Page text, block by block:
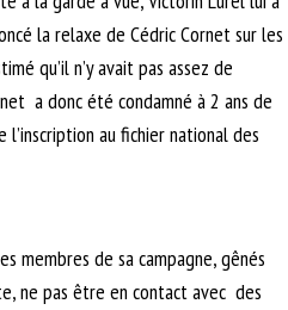
la relaxe de Cédric Cornet sur les
qu’il n’y avait pas assez de
a donc été condamné à 2 ans de
au fichier national des
membres de sa campagne, gênés
ne pas être en contact avec des